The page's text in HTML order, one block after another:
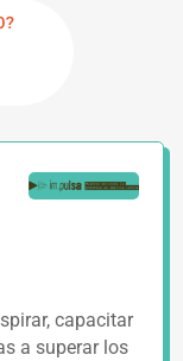
capacitar
a superar los